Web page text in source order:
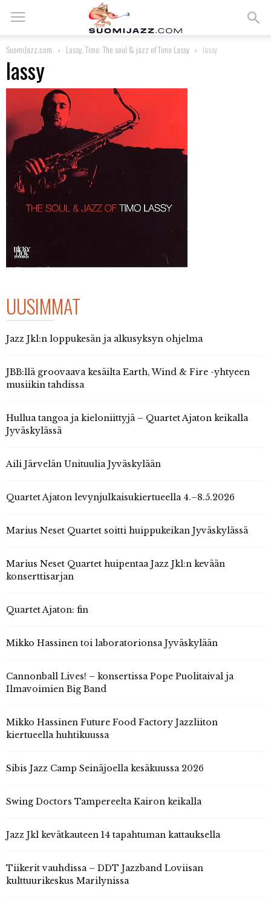
SuomiJazz.com Lassy, Timo: The soul & jazz of Timo Lassy lassy
lassy
UUSIMMAT
Jazz Jkl:n loppukesän ja alkusyksyn ohjelma
JBB:llä groovaava kesäilta Earth, Wind & Fire -yhtyeen
musiikin tahdissa
Hullua tangoa ja kieloniittyjä – Quartet Ajaton keikalla
Jyväskylässä
Aili Järvelän Unituulia Jyväskylään
Quartet Ajaton levynjulkaisukiertueella 4.–8.5.2026
Marius Neset Quartet soitti huippukeikan Jyväskylässä
Marius Neset Quartet huipentaa Jazz Jkl:n kevään
konserttisarjan
Quartet Ajaton: fin
Mikko Hassinen toi laboratorionsa Jyväskylään
Cannonball Lives! – konsertissa Pope Puolitaival ja
Ilmavoimien Big Band
Mikko Hassinen Future Food Factory Jazzliiton
kiertueella huhtikuussa
Sibis Jazz Camp Seinäjoella kesäkuussa 2026
Swing Doctors Tampereelta Kairon keikalla
Jazz Jkl kevätkauteen 14 tapahtuman kattauksella
Tiikerit vauhdissa – DDT Jazzband Loviisan
kulttuurikeskus Marilynissa